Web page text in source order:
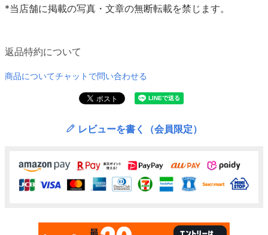
*当店舗に掲載の写真・文章の無断転載を禁じます。
返品特約について
商品についてチャットで問い合わせる
レビューを書く（会員限定）